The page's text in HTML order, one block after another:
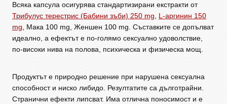
Всяка капсула осигурява стандартизирани екстракти от
Трибулус терестрис (Бабини зъби) 250 mg, L-аргинин 150
mg, Мака 100 mg, Женшен 100 mg. Съставките се допълват
идеално, а ефектът е по-голямо сексуално удоволствие,
по-високи нива на полова, психическа и физическа мощ.
Продуктът е природно решение при нарушена сексуална
способност и ниско либидо. Резултатите са дълготрайни.
Странични ефекти липсват. Има отлична поносимост и е